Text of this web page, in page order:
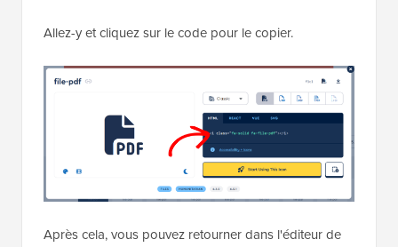
Allez-y et cliquez sur le code pour le copier.
Après cela, vous pouvez retourner dans l'éditeur de